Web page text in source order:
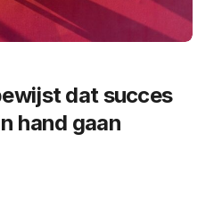
dat succes
hand gaan